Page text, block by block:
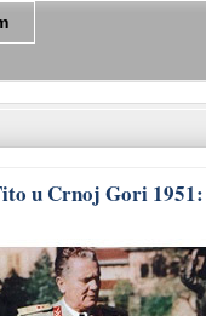
u Crnoj Gori